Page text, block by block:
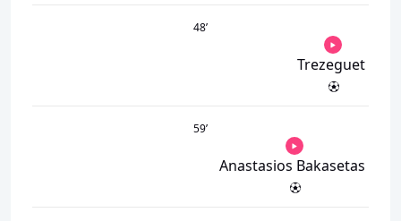
48’
Trezeguet
59’
Anastasios Bakasetas